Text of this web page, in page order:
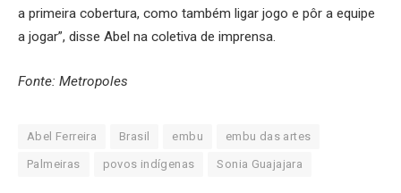
a primeira cobertura, como também ligar jogo e pôr a equipe
a jogar”, disse Abel na coletiva de imprensa.
Fonte: Metropoles
Abel Ferreira Brasil embu embu das artes
Palmeiras povos indígenas Sonia Guajajara